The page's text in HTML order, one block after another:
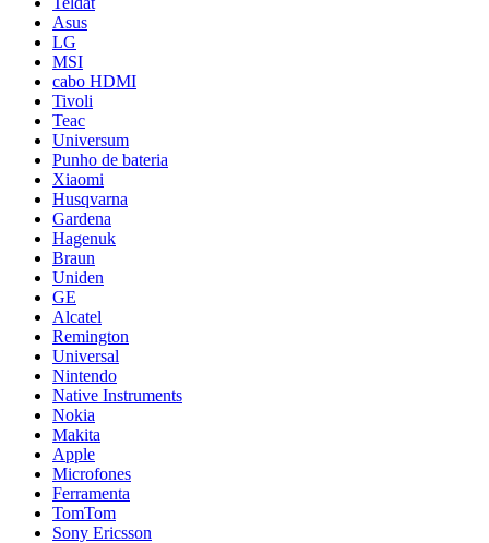
Asus
LG
MSI
cabo HDMI
Tivoli
Teac
Universum
Punho de bateria
Xiaomi
Husqvarna
Gardena
Hagenuk
Braun
Uniden
GE
Alcatel
Remington
Universal
Nintendo
Native Instruments
Nokia
Makita
Apple
Microfones
Ferramenta
TomTom
Sony Ericsson